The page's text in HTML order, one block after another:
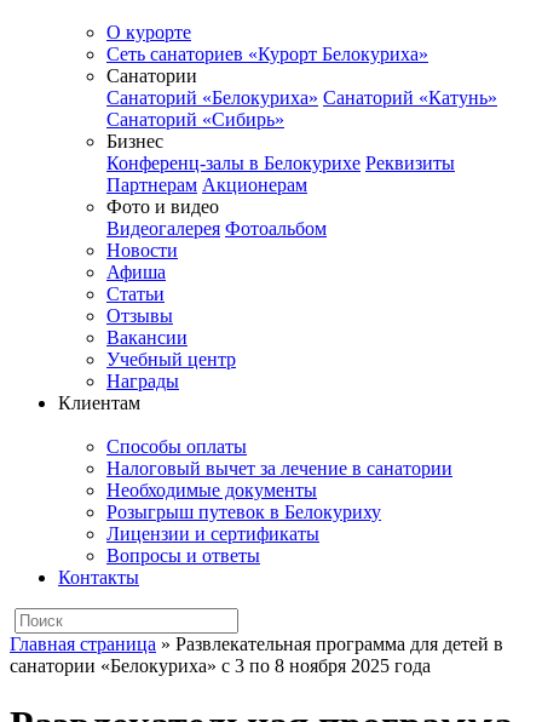
О курорте
Сеть санаториев «Курорт Белокуриха»
Санатории
Санаторий «Белокуриха» Санаторий «Катунь»
Санаторий «Сибирь»
Бизнес
Конференц-залы в Белокурихе Реквизиты
Партнерам Акционерам
Фото и видео
Видеогалерея Фотоальбом
Новости
Афиша
Статьи
Отзывы
Вакансии
Учебный центр
Награды
Клиентам
Способы оплаты
Налоговый вычет за лечение в санатории
Необходимые документы
Розыгрыш путевок в Белокуриху
Лицензии и сертификаты
Вопросы и ответы
Контакты
Главная страница » Развлекательная программа для детей в
санатории «Белокуриха» с 3 по 8 ноября 2025 года